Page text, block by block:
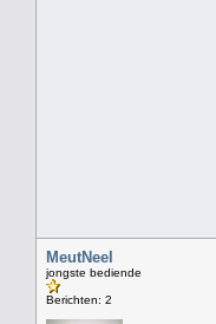
MeutNeel
jongste bediende
Berichten: 2